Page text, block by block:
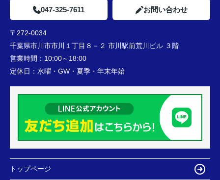
047-325-7611 お問い合わせ
〒272-0034
千葉県市川市市川１丁目８－２ 市川駅前荒川ビル ３階
営業時間： 10:00～18:00
定休日： 水曜・GW・夏季・年末年始
トップページ